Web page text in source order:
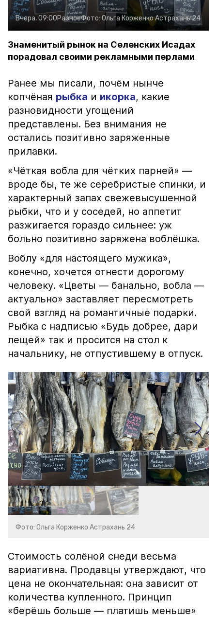
Вчера, 09:00РазноеФото: Ольга КорженкоАстрахань 24
Знаменитый рынок на Селенских Исадах
порадовал своими рекламными перлами
Ранее мы писали, почём нынче
копчёная рыбка и икорка, какие
разновидности угощений
представлены. Без внимания не
остались позитивно заряженные
прилавки.
«Чёткая вобла для чётких парней» —
вроде бы, те же серебристые спинки, и
характерный запах свежевысушенной
рыбки, что и у соседей, но аппетит
разжигается гораздо сильнее: уж
больно позитивно заряжена воблёшка.
Воблу «для настоящего мужика»,
конечно, хочется отнести дорогому
человеку. «Цветы — банально, вобла —
актуально» заставляет пересмотреть
свой взгляд на романтичные подарки.
Рыбка с надписью «Будь добрее, дари
лещей» так и просится на стол к
начальнику, не отпустившему в отпуск.
Фото: Ольга Корженко Астрахань 24
Стоимость солёной снеди весьма
вариативна. Продавцы утверждают, что
цена не окончательная: она зависит от
количества купленного. Принцип
«берёшь больше — платишь меньше»